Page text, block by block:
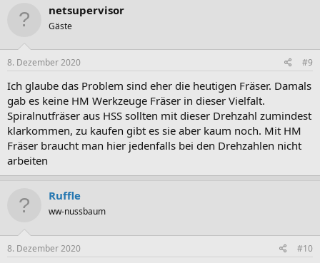
netsupervisor
Gäste
8. Dezember 2020 #9
Ich glaube das Problem sind eher die heutigen Fräser. Damals
gab es keine HM Werkzeuge Fräser in dieser Vielfalt.
Spiralnutfräser aus HSS sollten mit dieser Drehzahl zumindest
klarkommen, zu kaufen gibt es sie aber kaum noch. Mit HM
Fräser braucht man hier jedenfalls bei den Drehzahlen nicht
arbeiten
Ruffle
ww-nussbaum
8. Dezember 2020 #10